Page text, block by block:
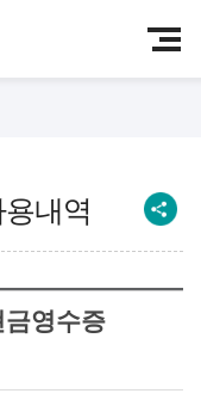
내역
금영수증